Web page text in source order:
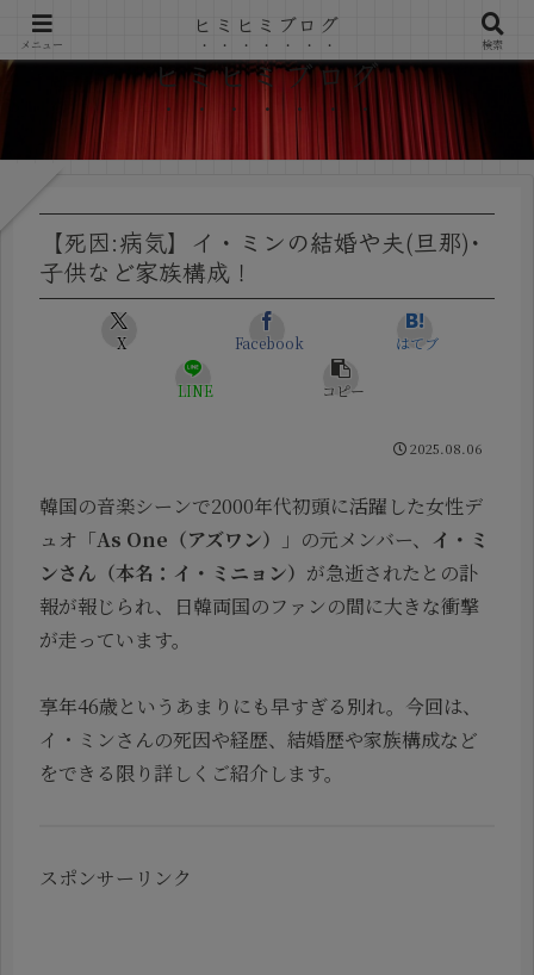
ヒミヒミブログ
【死因:病気】イ・ミンの結婚や夫(旦那)･
子供など家族構成！
X Facebook はてブ
LINE コピー
2025.08.06
韓国の音楽シーンで2000年代初頭に活躍した女性デ
ュオ「As One（アズワン） 」の元メンバー、 イ・ミ
ンさん（本名：イ・ミニョン） が急逝されたとの訃
報が報じられ、日韓両国のファンの間に大きな衝撃
が走っています。
享年46歳というあまりにも早すぎる別れ。今回は、
イ・ミンさんの死因や経歴、結婚歴や家族構成など
をできる限り詳しくご紹介します。
スポンサーリンク
メニュー
ヒミヒミブログ
検索